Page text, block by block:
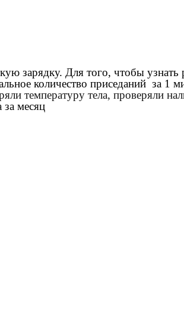
зарядку. Для того, чтобы узнать
количество приседаний за 1
температуру тела, проверяли
месяц